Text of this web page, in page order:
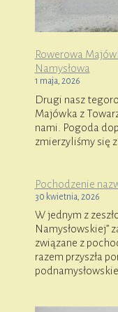
Rowerowa
Namysłowa
1 maja, 2026
Drugi nasz
Majówka z
nami. Pogoda
zmierzyliśmy się
Pochodzenie
30 kwietnia, 2026
W jednym z
Namysłowskiej”
związane z
razem przyszła